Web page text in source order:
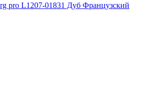
pro L1207-01831 Дуб Французский